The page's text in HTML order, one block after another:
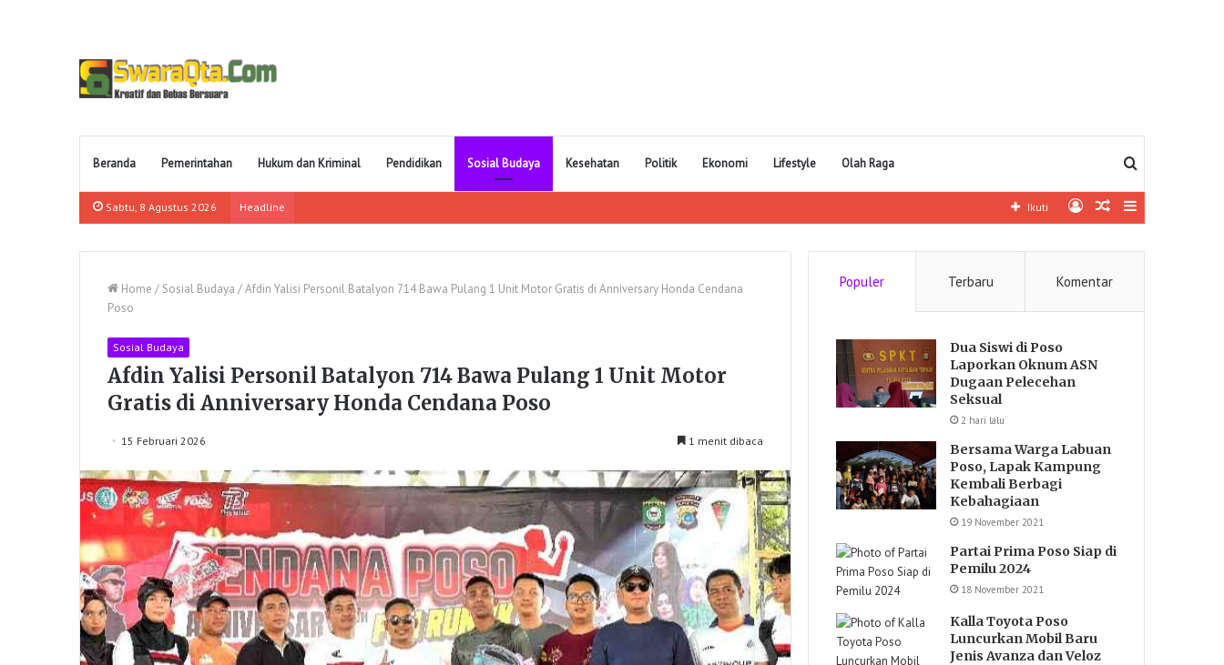
Beranda Pemerintahan Hukum dan Kriminal Pendidikan Sosial Budaya Kesehatan Politik Ekonomi Lifestyle Olah Raga Pencarian
Sabtu, 8 Agustus 2026 Headline Sidebar
Artikel
Log
Ikuti
Home / Sosial Budaya /Afdin Yalisi Personil Batalyon 714 Bawa Pulang 1 Unit Motor Gratis di Anniversary Honda Cendana
Poso
Sosial Budaya
Afdin Yalisi Personil Batalyon 714 Bawa Pulang 1 Unit Motor
Gratis di Anniversary Honda Cendana Poso
15 Februari 2026 1 menit dibaca
Populer Terbaru Komentar
Dua Siswi di Poso
Laporkan Oknum ASN
Dugaan Pelecehan
Seksual
2 hari lalu
Bersama Warga Labuan
Poso, Lapak Kampung
Kembali Berbagi
Kebahagiaan
19 November 2021
Partai Prima Poso Siap di
Pemilu 2024
18 November 2021
Kalla Toyota Poso
Luncurkan Mobil Baru
Jenis Avanza dan Veloz